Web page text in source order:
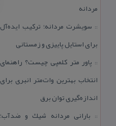
مردانه
:: سویشرت مردانه؛ تركیب ایده‌آل
برای استایل پاییزی و زمستانی
:: پاور متر كلمپی چیست؟ راهنمای
انتخاب بهترین وات‌متر انبری برای
اندازه‌گیری توان برق
:: بارانی مردانه شیك و ضدآب؛